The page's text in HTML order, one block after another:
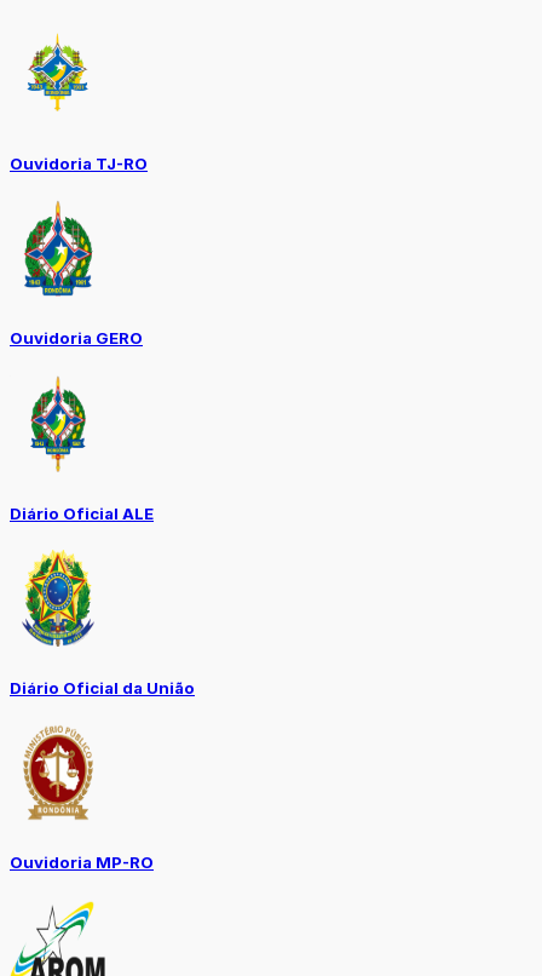
Ouvidoria TJ-RO
Ouvidoria GERO
Diário Oficial ALE
Diário Oficial da União
Ouvidoria MP-RO